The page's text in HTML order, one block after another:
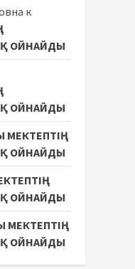
к
ОЙНАЙДЫ
ОЙНАЙДЫ
МЕКТЕПТІҢ
ОЙНАЙДЫ
ОЙНАЙДЫ
МЕКТЕПТІҢ
ОЙНАЙДЫ